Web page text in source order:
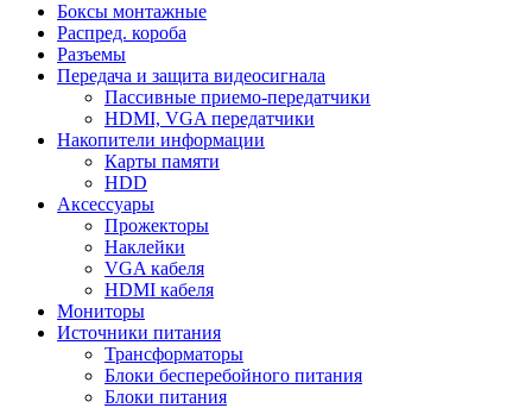
Боксы монтажные
Распред. короба
Разъемы
Передача и защита видеосигнала
Пассивные приемо-передатчики
HDMI, VGA передатчики
Накопители информации
Карты памяти
HDD
Аксессуары
Прожекторы
Наклейки
VGA кабеля
HDMI кабеля
Мониторы
Источники питания
Трансформаторы
Блоки бесперебойного питания
Блоки питания